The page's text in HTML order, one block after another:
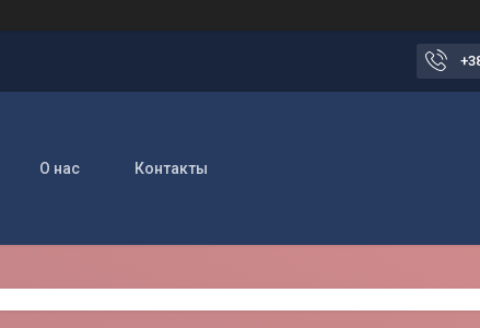
О нас Контакты